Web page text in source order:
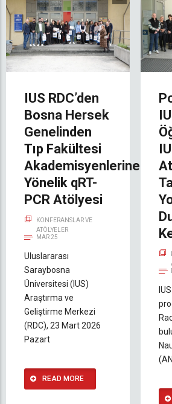
IUS RDC’den
Bosna Hersek
Genelinden
Tıp Fakültesi
Akademisyenlerine
Yönelik qRT-
PCR Atölyesi
KONFERANSLAR VE
ATÖLYELER
MAR 25
Uluslararası
Saraybosna
Üniversitesi (IUS)
Araştırma ve
Geliştirme Merkezi
(RDC), 23 Mart 2026
Pazart
READ MORE